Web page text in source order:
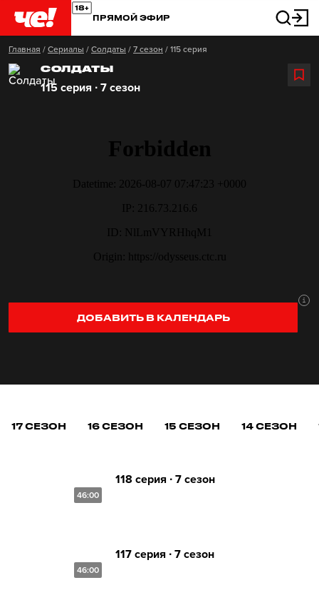
ПРЯМОЙ ЭФИР
Главная / Сериалы / Солдаты / 7 сезон / 115 серия
СОЛДАТЫ
115 серия ∙ 7 сезон
ДОБАВИТЬ В КАЛЕНДАРЬ
17 СЕЗОН 16 СЕЗОН 15 СЕЗОН 14 СЕЗОН
46:00
118 серия ∙ 7 сезон
46:00
117 серия ∙ 7 сезон